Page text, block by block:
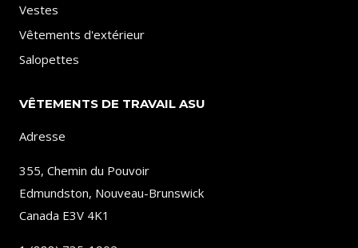
Vestes
Vêtements d'extérieur
Salopettes
VÊTEMENTS DE TRAVAIL ASU
Adresse
355, Chemin du Pouvoir
Edmundston, Nouveau-Brunswick
Canada E3V 4K1